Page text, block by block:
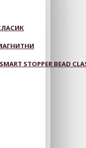
STOPPER BEAD